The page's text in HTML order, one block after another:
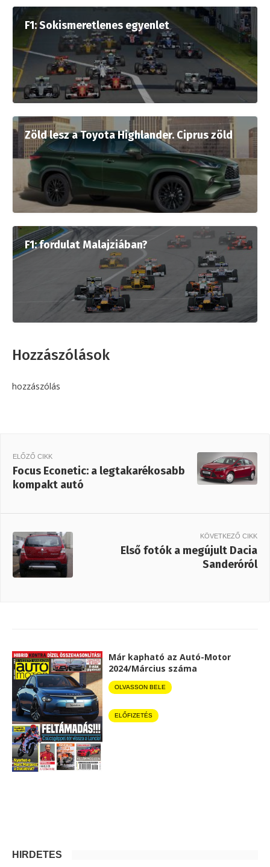
F1: Sokismeretlenes egyenlet
Zöld lesz a Toyota Highlander. Ciprus zöld
F1: fordulat Malajziában?
Hozzászólások
hozzászólás
ELŐZŐ CIKK
Focus Econetic: a legtakarékosabb
kompakt autó
KÖVETKEZŐ CIKK
Első fotók a megújult Dacia
Sanderóról
Már kapható az Autó-Motor
2024/Március száma
OLVASSON BELE
ELŐFIZETÉS
HIRDETÉS